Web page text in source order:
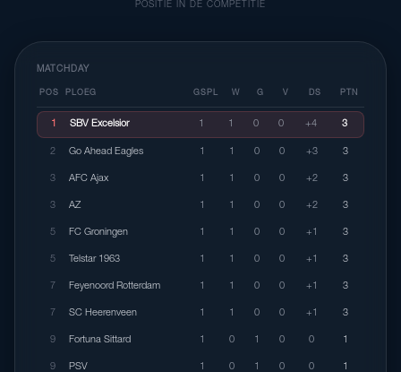
POSITIE IN DE COMPETITIE
MATCHDAY
POS PLOEG GSPL W G V DS PTN
1 SBV Excelsior 1 1 0 0 +4 3
2 Go Ahead Eagles 1 1 0 0 +3 3
3 AFC Ajax 1 1 0 0 +2 3
3 AZ 1 1 0 0 +2 3
5 FC Groningen 1 1 0 0 +1 3
5 Telstar 1963 1 1 0 0 +1 3
7 Feyenoord Rotterdam 1 1 0 0 +1 3
7 SC Heerenveen 1 1 0 0 +1 3
9 Fortuna Sittard 1 0 1 0 0 1
9 PSV 1 0 1 0 0 1